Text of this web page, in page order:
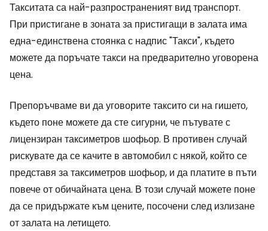
Такситата са най-разпространеният вид транспорт.
При пристигане в зоната за пристигащи в залата има
една-единствена стоянка с надпис "Такси", където
можете да поръчате такси на предварително уговорена
цена.
Препоръчваме ви да уговорите таксито си на гишето,
където поне можете да сте сигурни, че пътувате с
лицензиран таксиметров шофьор. В противен случай
рискувате да се качите в автомобил с някой, който се
представя за таксиметров шофьор, и да платите в пъти
повече от обичайната цена. В този случай можете поне
да се придържате към цените, посочени след излизане
от залата на летището.